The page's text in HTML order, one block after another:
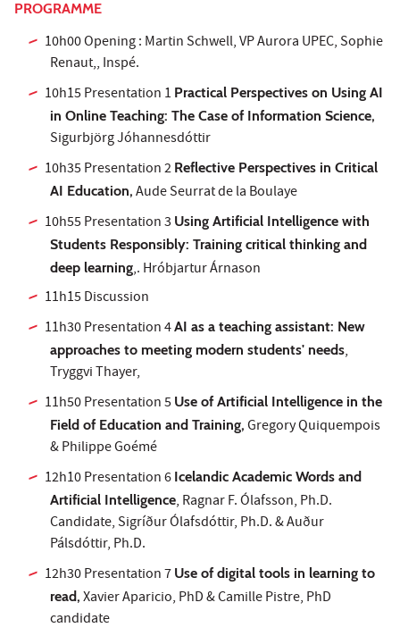
PROGRAMME
10h00 Opening : Martin Schwell, VP Aurora UPEC, Sophie
Renaut,, Inspé.
10h15 Presentation 1 Practical Perspectives on Using AI
in Online Teaching: The Case of Information Science,
Sigurbjörg Jóhannesdóttir
10h35 Presentation 2 Reflective Perspectives in Critical
AI Education, Aude Seurrat de la Boulaye
10h55 Presentation 3 Using Artificial Intelligence with
Students Responsibly: Training critical thinking and
deep learning,. Hróbjartur Árnason
11h15 Discussion
11h30 Presentation 4AI as a teaching assistant: New
approaches to meeting modern students' needs,
Tryggvi Thayer,
11h50 Presentation 5 Use of Artificial Intelligence in the
Field of Education and Training, Gregory Quiquempois
& Philippe Goémé
12h10 Presentation 6 Icelandic Academic Words and
Artificial Intelligence, Ragnar F. Ólafsson, Ph.D.
Candidate, Sigríður Ólafsdóttir, Ph.D. & Auður
Pálsdóttir, Ph.D.
12h30 Presentation 7 Use of digital tools in learning to
read, Xavier Aparicio, PhD & Camille Pistre, PhD
candidate